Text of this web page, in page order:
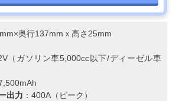
奥行137mmｘ高さ25mm
（ガソリン車5,000cc以下/ディーゼル車
出力 ：400A（ピーク）